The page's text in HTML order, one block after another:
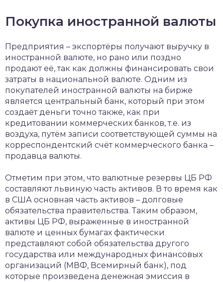
Покупка иностранной валюты
Предприятия – экспортёры получают выручку в
иностранной валюте, но рано или поздно
продают её, так как должны финансировать свои
затраты в национальной валюте. Одним из
покупателей иностранной валюты на бирже
является центральный банк, который при этом
создаёт деньги точно также, как при
кредитовании коммерческих банков, т.е. из
воздуха, путём записи соответствующей суммы на
корреспондентский счёт коммерческого банка –
продавца валюты.
Отметим при этом, что валютные резервы ЦБ РФ
составляют львиную часть активов. В то время как
в США основная часть активов – долговые
обязательства правительства. Таким образом,
активы ЦБ РФ, выраженные в иностранной
валюте и ценных бумагах фактически
представляют собой обязательства другого
государства или международных финансовых
организаций (МВФ, Всемирный банк), под
которые произведена денежная эмиссия в